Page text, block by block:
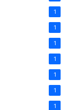
1
1
1
1
1
1
1